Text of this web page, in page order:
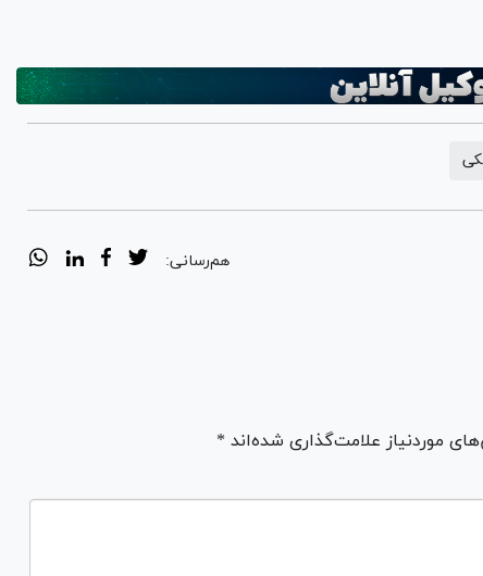
هم‌رسانی:
موردنیاز علامت‌گذاری شده‌اند *